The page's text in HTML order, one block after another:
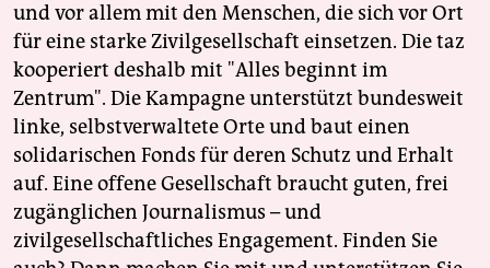
und vor allem mit den Menschen, die sich vor Ort
für eine starke Zivilgesellschaft einsetzen. Die taz
kooperiert deshalb mit "Alles beginnt im
Zentrum". Die Kampagne unterstützt bundesweit
linke, selbstverwaltete Orte und baut einen
solidarischen Fonds für deren Schutz und Erhalt
auf. Eine offene Gesellschaft braucht guten, frei
zugänglichen Journalismus – und
zivilgesellschaftliches Engagement. Finden Sie